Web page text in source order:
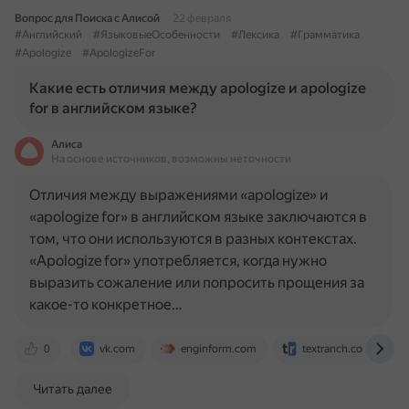
Вопрос для Поиска с Алисой
22 февраля
#Английский
#ЯзыковыеОсобенности #Лексика
#Грамматика
#Apologize
#ApologizeFor
Какие есть отличия между apologize и apologize
for в английском языке?
Алиса
На основе источников, возможны неточности
0 vk.com enginform.com textranch.com
Отличия между выражениями «apologize» и
«apologize for» в английском языке заключаются в
том, что они используются в разных контекстах.
«Apologize for» употребляется, когда нужно
выразить сожаление или попросить прощения за
какое-то конкретное…
Читать далее